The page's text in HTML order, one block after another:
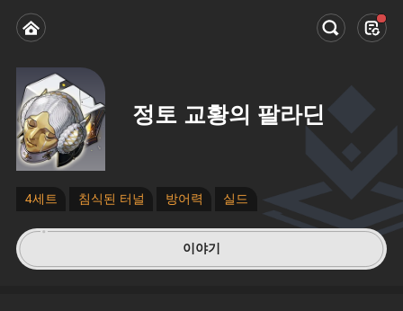
정토 교황의 팔라딘
4세트 침식된 터널 방어력 실드
이야기